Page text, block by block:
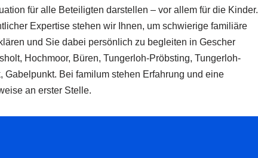
für alle Beteiligten darstellen – vor allem für die Kinder.
Expertise stehen wir Ihnen, um schwierige familiäre
und Sie dabei persönlich zu begleiten in Gescher
Hochmoor, Büren, Tungerloh-Pröbsting, Tungerloh-
Gabelpunkt. Bei familum stehen Erfahrung und eine
an erster Stelle.